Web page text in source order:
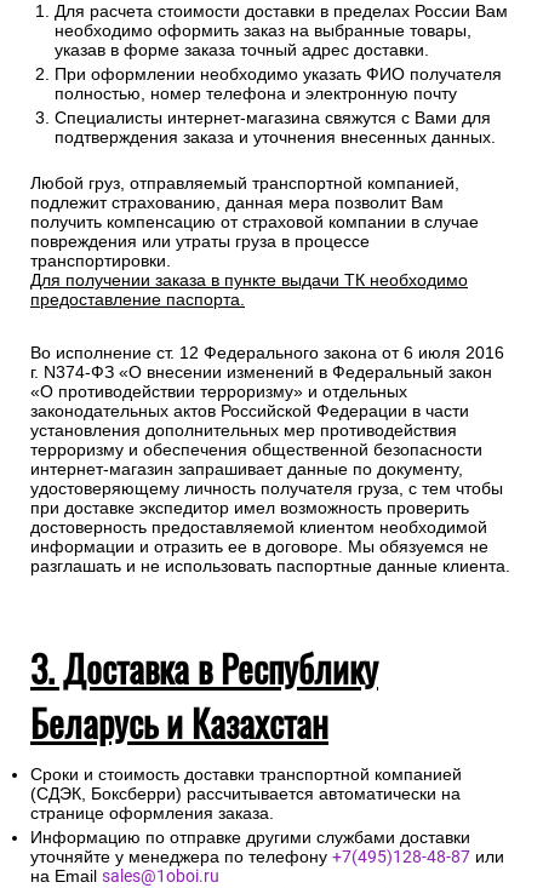
Для расчета стоимости доставки в пределах России Вам
необходимо оформить заказ на выбранные товары,
указав в форме заказа точный адрес доставки.
При оформлении необходимо указать ФИО получателя
полностью, номер телефона и электронную почту
Специалисты интернет-магазина свяжутся с Вами для
подтверждения заказа и уточнения внесенных данных.
Любой груз, отправляемый транспортной компанией,
подлежит страхованию, данная мера позволит Вам
получить компенсацию от страховой компании в случае
повреждения или утраты груза в процессе
транспортировки.
Для получении заказа в пункте выдачи ТК необходимо
предоставление паспорта.
Во исполнение ст. 12 Федерального закона от 6 июля 2016
г. N374-ФЗ «О внесении изменений в Федеральный закон
«О противодействии терроризму» и отдельных
законодательных актов Российской Федерации в части
установления дополнительных мер противодействия
терроризму и обеспечения общественной безопасности
интернет-магазин запрашивает данные по документу,
удостоверяющему личность получателя груза, с тем чтобы
при доставке экспедитор имел возможность проверить
достоверность предоставляемой клиентом необходимой
информации и отразить ее в договоре. Мы обязуемся не
разглашать и не использовать паспортные данные клиента.
3. Доставка в Республику
Беларусь и Казахстан
Сроки и стоимость доставки транспортной компанией
(СДЭК, Боксберри) рассчитывается автоматически на
странице оформления заказа.
Информацию по отправке другими службами доставки
уточняйте у менеджера по телефону +7(495)128-48-87 или
на Email sales@1oboi.ru